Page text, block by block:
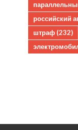
российский
штраф (232)